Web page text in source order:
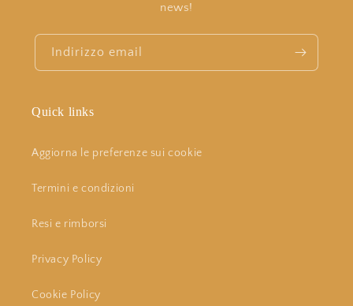
news!
Indirizzo email
Quick links
Aggiorna le preferenze sui cookie
Termini e condizioni
Resi e rimborsi
Privacy Policy
Cookie Policy